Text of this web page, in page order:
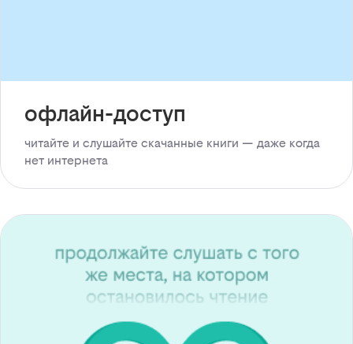
офлайн-доступ
читайте и слушайте скачанные книги — даже когда
нет интернета